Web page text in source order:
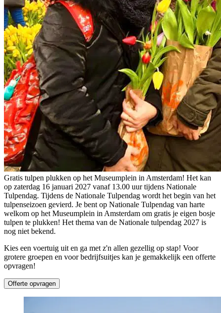
Gratis tulpen plukken op het Museumplein in Amsterdam! Het kan
op zaterdag 16 januari 2027 vanaf 13.00 uur tijdens Nationale
Tulpendag. Tijdens de Nationale Tulpendag wordt het begin van het
tulpenseizoen gevierd. Je bent op Nationale Tulpendag van harte
welkom op het Museumplein in Amsterdam om gratis je eigen bosje
tulpen te plukken! Het thema van de Nationale tulpendag 2027 is
nog niet bekend.
Kies een voertuig uit en ga met z'n allen gezellig op stap! Voor
grotere groepen en voor bedrijfsuitjes kan je gemakkelijk een offerte
opvragen!
Offerte opvragen